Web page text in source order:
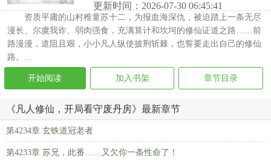
更新时间：2026-07-30 06:45:41
资质平庸的山村稚童苏十二，为报血海深仇，被迫踏上一条无尽
漫长、尔虞我诈、弱肉强食，充满算计和坎坷的修仙证道之路……前
路漫漫，道阻且艰，小小凡人纵使披荆斩棘，也誓要走出自己的修仙
路。...
开始阅读 加入书架 章节目录
《凡人修仙，开局看守废丹房》最新章节
第4234章 玄铁道冠老者
第4233章 苏兄，此番……又欠你一条性命了！